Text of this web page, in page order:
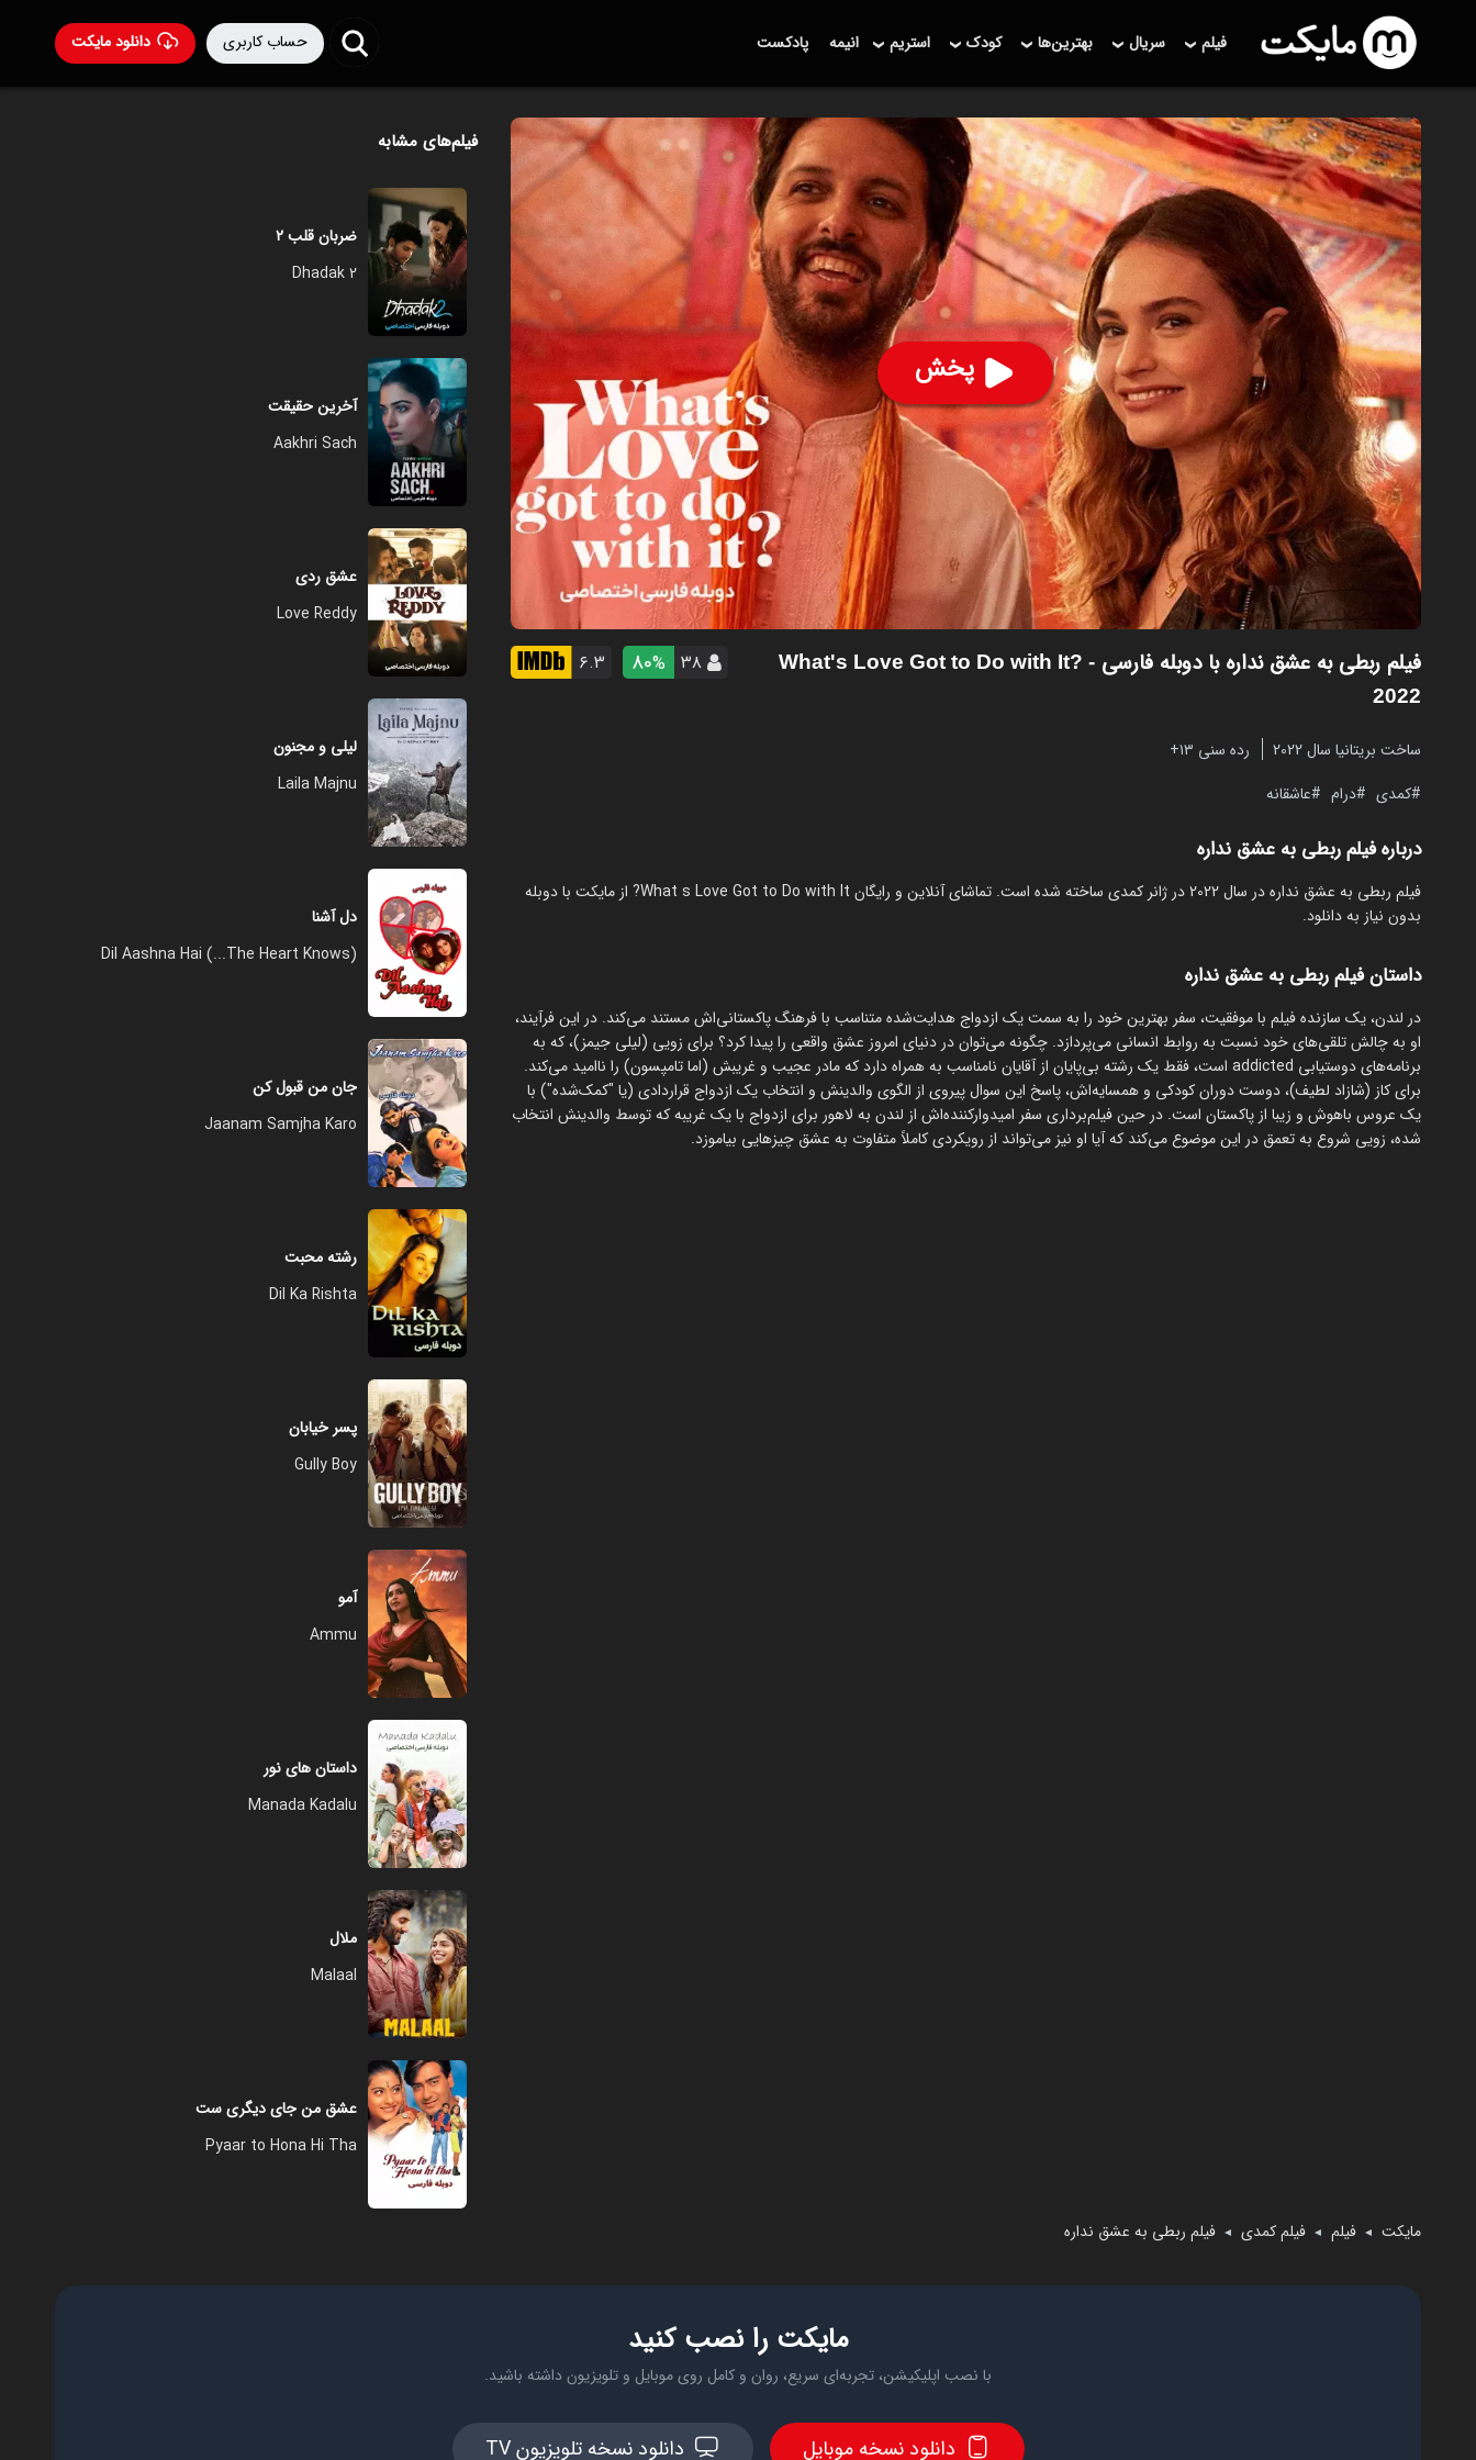
دانلود مایکت حساب کاربری فیلم سریال بهترین‌ها کودک استریم انیمه پادکست
پخش
فیلم ربطی به عشق نداره با دوبله فارسی
- What's Love Got to Do with It?
2022
۳۸ 80% ۶.۳
ساخت بریتانیا سال 2022
رده سنی ۱۳+
کمدی
درام عاشقانه
درباره فیلم ربطی به عشق نداره
فیلم ربطی به عشق نداره در سال 2022 در ژانر کمدی ساخته شده است. تماشای آنلاین و رایگان What s Love Got to Do with It? از مایکت با دوبله
بدون نیاز به دانلود.
داستان فیلم ربطی به عشق نداره
در لندن، یک سازنده فیلم با موفقیت، سفر بهترین خود را به سمت یک ازدواج هدایت‌شده متناسب با فرهنگ پاکستانی‌اش مستند می‌کند. در این فرآیند،
او به چالش تلقی‌های خود نسبت به روابط انسانی می‌پردازد. چگونه می‌توان در دنیای امروز عشق واقعی را پیدا کرد؟ برای زویی (لیلی جیمز)، که به
برنامه‌های دوستیابی addicted است، فقط یک رشته بی‌پایان از آقایان نامناسب به همراه دارد که مادر عجیب و غریبش (اما تامپسون) را ناامید می‌کند.
برای کاز (شازاد لطیف)، دوست دوران کودکی و همسایه‌اش، پاسخ این سوال پیروی از الگوی والدینش و انتخاب یک ازدواج قراردادی (یا "کمک‌شده") با
یک عروس باهوش و زیبا از پاکستان است. در حین فیلم‌برداری سفر امیدوارکننده‌اش از لندن به لاهور برای ازدواج با یک غریبه که توسط والدینش انتخاب
شده، زویی شروع به تعمق در این موضوع می‌کند که آیا او نیز می‌تواند از رویکردی کاملاً متفاوت به عشق چیزهایی بیاموزد.
مایکت ◄ فیلم ◄ فیلم کمدی ◄ فیلم ربطی به عشق نداره
فیلم‌های مشابه
ضربان قلب ۲
Dhadak 2
آخرین حقیقت
Aakhri Sach
عشق ردی
Love Reddy
لیلی و مجنون
Laila Majnu
دل آشنا
Dil Aashna Hai (...The Heart Knows)
جان من قبول کن
Jaanam Samjha Karo
رشته محبت
Dil Ka Rishta
پسر خیابان
Gully Boy
آمو
Ammu
داستان های نور
Manada Kadalu
ملال
Malaal
عشق من جای دیگری ست
Pyaar to Hona Hi Tha
مایکت را نصب کنید
با نصب اپلیکیشن، تجربه‌ای سریع، روان و کامل روی موبایل و تلویزیون داشته باشید.
دانلود نسخه موبایل دانلود نسخه تلویزیون TV